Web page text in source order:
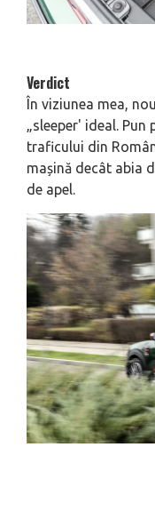
Verdict
În viziunea mea,
„sleeper' ideal.
traficului din
mașină decât abia
de apel.